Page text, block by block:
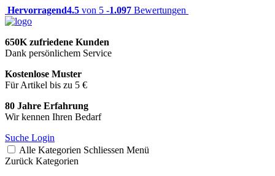
Hervorragend4.5 von 5 -1.097 Bewertungen
650K zufriedene Kunden
Dank persönlichem Service
Kostenlose Muster
Für Artikel bis zu 5 €
80 Jahre Erfahrung
Wir kennen Ihren Bedarf
Suche Login
Alle Kategorien Schliessen Menü
Zurück Kategorien